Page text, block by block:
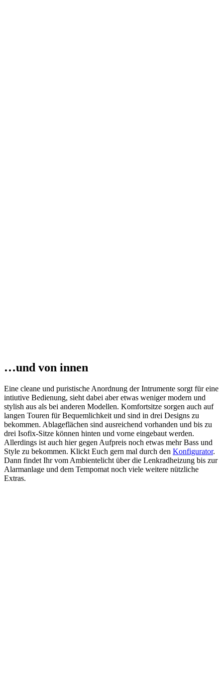
…und von innen
Eine cleane und puristische Anordnung der Intrumente sorgt für eine
intiutive Bedienung, sieht dabei aber etwas weniger modern und
stylish aus als bei anderen Modellen. Komfortsitze sorgen auch auf
langen Touren für Bequemlichkeit und sind in drei Designs zu
bekommen. Ablageflächen sind ausreichend vorhanden und bis zu
drei Isofix-Sitze können hinten und vorne eingebaut werden.
Allerdings ist auch hier gegen Aufpreis noch etwas mehr Bass und
Style zu bekommen. Klickt Euch gern mal durch den Konfigurator.
Dann findet Ihr vom Ambientelicht über die Lenkradheizung bis zur
Alarmanlage und dem Tempomat noch viele weitere nützliche
Extras.